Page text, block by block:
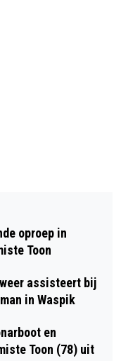
oproep in
Toon
assisteert bij
in Waspik
en
Toon (78) uit